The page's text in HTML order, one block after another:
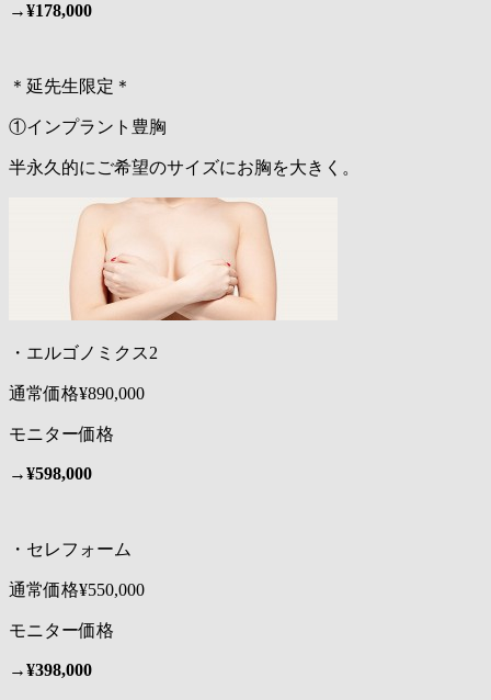
→¥178,000
＊延先生限定＊
①インプラント豊胸
半永久的にご希望のサイズにお胸を大きく。
・エルゴノミクス2
通常価格¥890,000
モニター価格
→¥598,000
・セレフォーム
通常価格¥550,000
モニター価格
→¥398,000